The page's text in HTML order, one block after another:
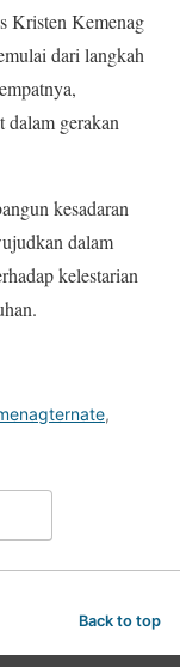
Kristen Kemenag
dari langkah
dalam gerakan
kesadaran
dalam
kelestarian
,
Back to top